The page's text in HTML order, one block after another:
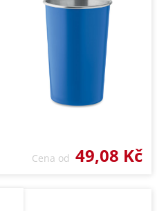
Cena od 49,08 Kč